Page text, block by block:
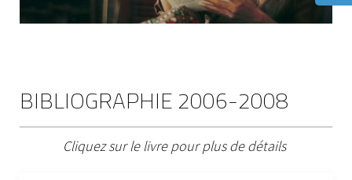
BIBLIOGRAPHIE 2006-2008
Cliquez sur le livre pour plus de détails